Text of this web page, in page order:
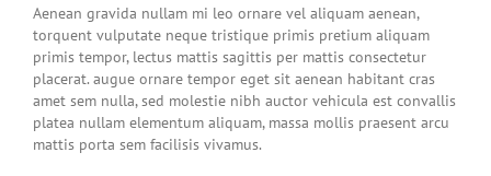
Aenean gravida nullam mi leo ornare vel aliquam aenean,
torquent vulputate neque tristique primis pretium aliquam
primis tempor, lectus mattis sagittis per mattis consectetur
placerat. augue ornare tempor eget sit aenean habitant cras
amet sem nulla, sed molestie nibh auctor vehicula est convallis
platea nullam elementum aliquam, massa mollis praesent arcu
mattis porta sem facilisis vivamus.